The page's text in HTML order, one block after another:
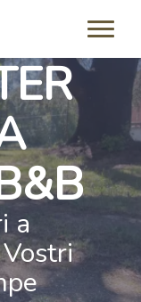
a